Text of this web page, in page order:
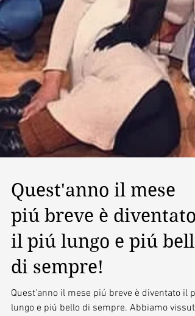
Quest'anno il mese
piú breve è diventato
il piú lungo e piú bello
di sempre!